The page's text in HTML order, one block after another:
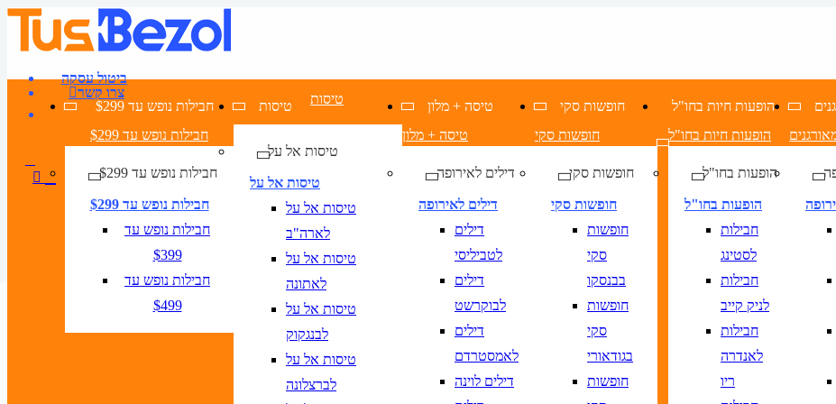
ביטול עסקה
צרו קשר
חבילות נופש עד $299
חבילות נופש עד $299
חבילות נופש עד $299
חבילות נופש עד $299
חבילות נופש עד
$399
חבילות נופש עד
$499
טיסות טיסות
טיסות אל על
טיסות אל על
טיסות אל על
לארה"ב
טיסות אל על
לאתונה
טיסות אל על
לבנגקוק
טיסות אל על
לברצלונה
טיסה + מלון
טיסה + מלון
דילים לאירופה
דילים לאירופה
דילים
לטביליסי
דילים
לבוקרשט
דילים
לאמסטרדם
דילים לוינה
חופשות סקי
חופשות סקי
חופשות סקי
חופשות סקי
חופשות
סקי
בבנסקו
חופשות
סקי
בגודאורי
חופשות
הופעות חיות בחו"ל
הופעות חיות בחו"ל
הופעות בחו"ל
הופעות בחו"ל
חבילות
לסטינג
חבילות
לניק קייב
חבילות
לאנדרה
ריו
מצאו חבילות לבייג'ין
בחרו ממגוון דילים לבייג'ין